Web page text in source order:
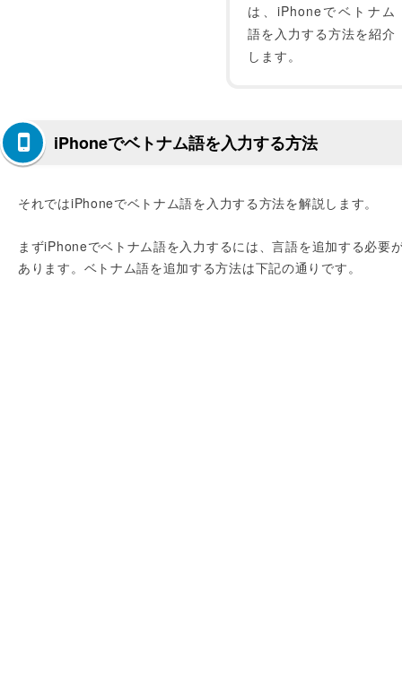
は、iPhoneでベトナム
語を入力する方法を紹介
します。
iPhoneでベトナム語を入力する方法
それではiPhoneでベトナム語を入力する方法を解説します。
まずiPhoneでベトナム語を入力するには、言語を追加する必要
あります。ベトナム語を追加する方法は下記の通りです。